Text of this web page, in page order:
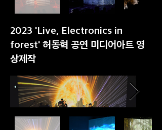
2023 'Live, Electronics in
forest' 허동혁 공연 미디어아트 영
상제작